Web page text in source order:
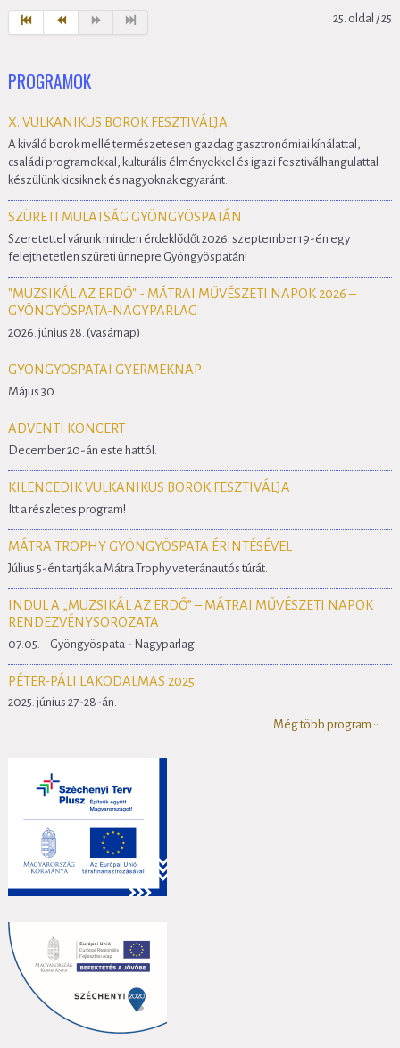
25. oldal / 25
PROGRAMOK
X. VULKANIKUS BOROK FESZTIVÁLJA
A kiváló borok mellé természetesen gazdag gasztronómiai kínálattal,
családi programokkal, kulturális élményekkel és igazi fesztiválhangulattal
készülünk kicsiknek és nagyoknak egyaránt.
SZÜRETI MULATSÁG GYÖNGYÖSPATÁN
Szeretettel várunk minden érdeklődőt 2026. szeptember 19-én egy
felejthetetlen szüreti ünnepre Gyöngyöspatán!
"MUZSIKÁL AZ ERDŐ" - MÁTRAI MŰVÉSZETI NAPOK 2026 –
GYÖNGYÖSPATA-NAGYPARLAG
2026. június 28. (vasárnap)
GYÖNGYÖSPATAI GYERMEKNAP
Május 30.
ADVENTI KONCERT
December 20-án este hattól.
KILENCEDIK VULKANIKUS BOROK FESZTIVÁLJA
Itt a részletes program!
MÁTRA TROPHY GYÖNGYÖSPATA ÉRINTÉSÉVEL
Július 5-én tartják a Mátra Trophy veteránautós túrát.
INDUL A „MUZSIKÁL AZ ERDŐ” – MÁTRAI MŰVÉSZETI NAPOK
RENDEZVÉNYSOROZATA
07.05. – Gyöngyöspata - Nagyparlag
PÉTER-PÁLI LAKODALMAS 2025
2025. június 27-28-án.
Még több program ::